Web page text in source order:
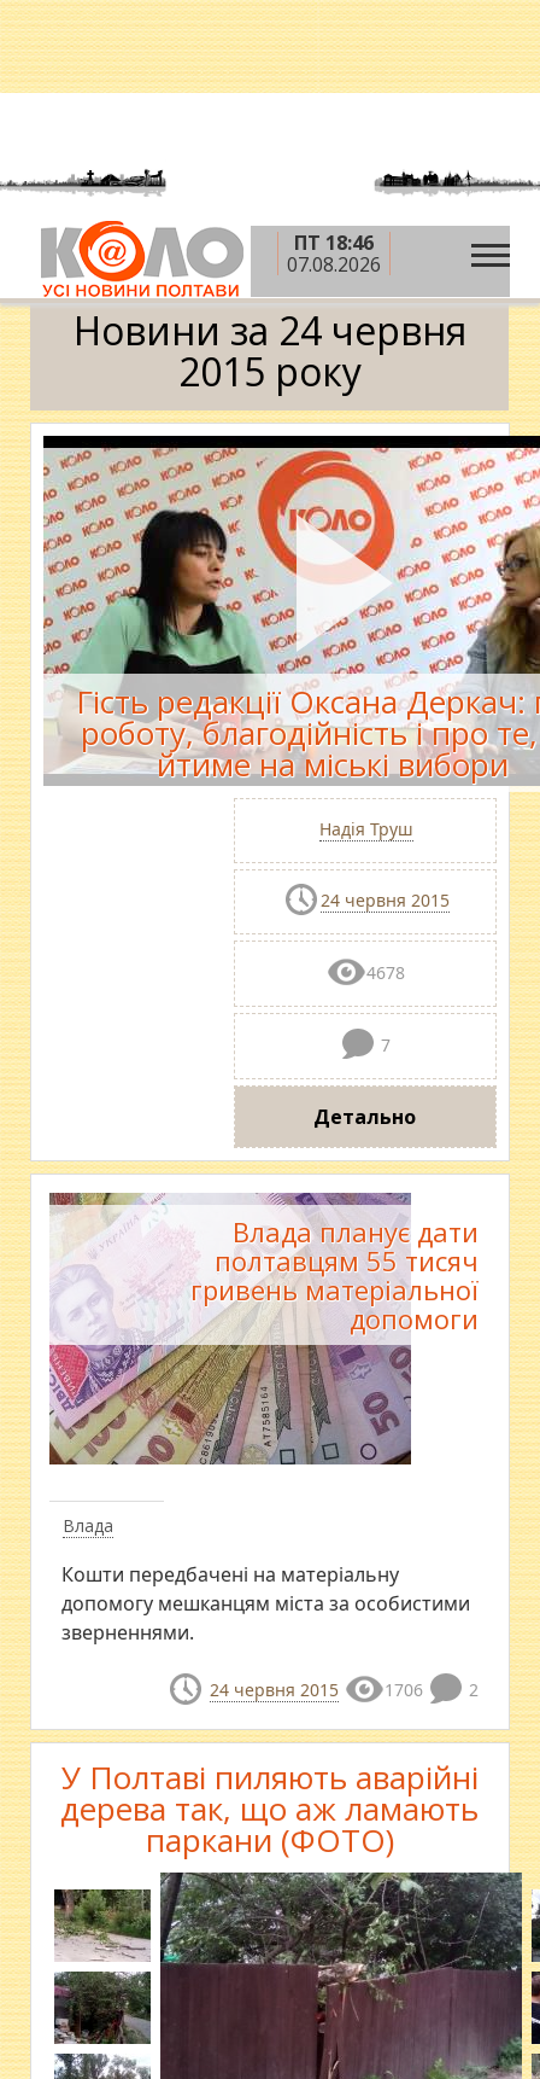
ПТ 18:46
07.08.2026
Головна » 2015 рік » червень »24 червня
Календар
Новини за 24 червня
2015 року
Гість редакції Оксана
роботу, благодійність і про
йтиме на міські вибори
Надія Труш
24 червня 2015
4678
7
Детально
Влада
Влада планує дати
полтавцям 55 тисяч
гривень матеріальної
допомоги
Кошти передбачені на матеріальну
допомогу мешканцям міста за особистими
зверненнями.
24 червня 2015 1706 2
У Полтаві пиляють аварійні
дерева так, що аж ламають
паркани (ФОТО)